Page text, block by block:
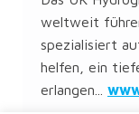
weltweit
spezialisiert
helfen, ein
erlangen...